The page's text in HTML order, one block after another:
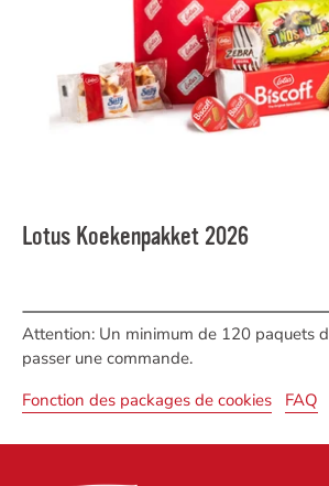
Lotus Koekenpakket 2026
Attention: Un minimum de 120 paquets
passer une commande.
Fonction des packages de cookies
FAQ